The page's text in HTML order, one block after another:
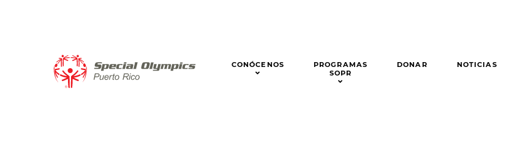
CONÓCENOS
PROGRAMAS
SOPR
DONAR NOTICIAS